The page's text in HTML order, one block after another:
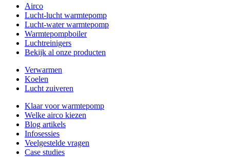
Airco
Lucht-lucht warmtepomp
Lucht-water warmtepomp
Warmtepompboiler
Luchtreinigers
Bekijk al onze producten
Verwarmen
Koelen
Lucht zuiveren
Klaar voor warmtepomp
Welke airco kiezen
Blog artikels
Infosessies
Veelgestelde vragen
Case studies